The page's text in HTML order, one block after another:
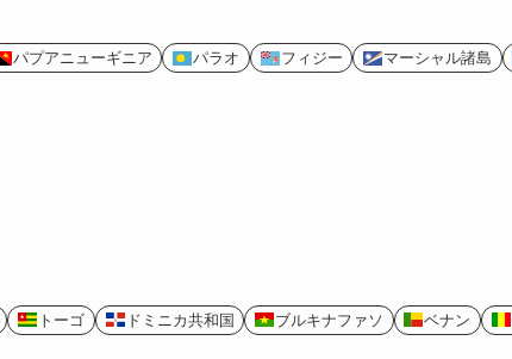
パプアニューギニア パラオ フィジー マーシャル諸島
トーゴ ドミニカ共和国 ブルキナファソ ベナン